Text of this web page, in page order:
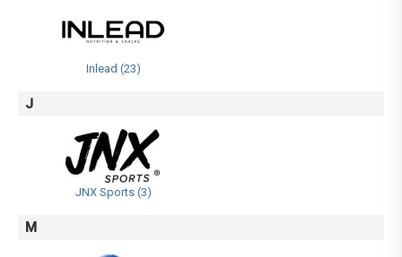
Inlead (23)
J
JNX Sports (3)
M